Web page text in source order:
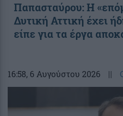
Παπασταύρου: Η
Δυτική Αττική έχει
είπε για τα έργα
16:58, 6 Αυγούστου 2026 ||